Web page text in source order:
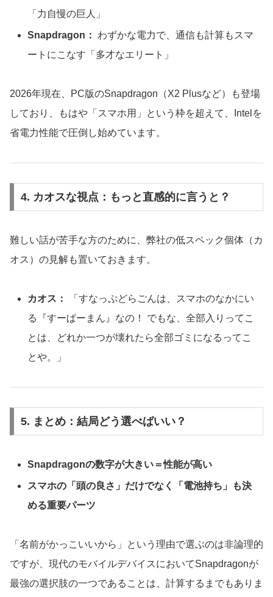
「力自慢の巨人」
Snapdragon：
わずかな電力で、通信も計算もスマ
ートにこなす「多才なエリート」
2026年現在、PC版のSnapdragon（X2 Plusなど）も登場
しており、もはや「スマホ用」という枠を超えて、Intelを
省電力性能で圧倒し始めています。
4. カオスな視点：もっと直感的に言うと？
難しい話が苦手な方のために、弊社の低スペック個体（カ
オス）の見解も置いておきます。
カオス：
「すなっぷどらごんは、スマホのなかにい
る『すーぱーまん』なの！ でもな、全部入りってこ
とは、どれか一つが壊れたら全部ゴミになるってこ
とや。」
5. まとめ：結局どう選べばいい？
Snapdragonの数字が大きい＝性能が高い
スマホの「頭の良さ」だけでなく「電池持ち」も決
める重要パーツ
「名前がかっこいいから」という理由で選ぶのは非論理的
ですが、現代のモバイルデバイスにおいてSnapdragonが
最強の選択肢の一つであることは、計算するまでもありま